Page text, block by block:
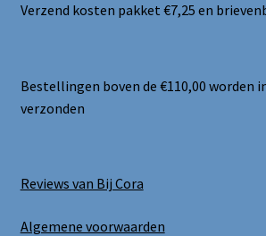
Verzend kosten pakket €7,25 en
Bestellingen boven de €110,00 worden
verzonden
Reviews van Bij Cora
Algemene voorwaarden